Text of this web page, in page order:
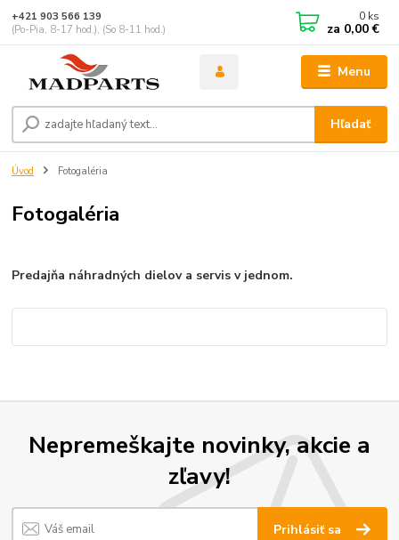
Menu
Hľadať
+421 903 566 139
(Po-Pia, 8-17 hod.), (So 8-11 hod.)
0 ks
za 0,00 €
Úvod Fotogaléria
Fotogaléria
Predajňa náhradných dielov a servis v jednom.
Nepremeškajte novinky, akcie a
zľavy!
Prihlásiť sa